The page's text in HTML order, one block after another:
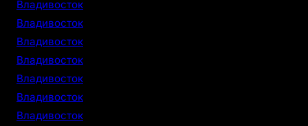
Владивосток
Владивосток
Владивосток
Владивосток
Владивосток
Владивосток
Владивосток